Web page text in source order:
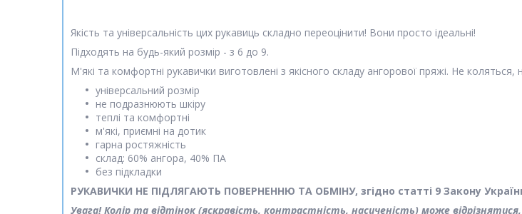
Якість та універсальність цих рукавиць складно переоцінити! Вони просто ідеальні!
Підходять на будь-який розмір - з 6 до 9.
М'які та комфортні рукавички виготовлені з якісного складу ангорової пряжі. Не
універсальний розмір
не подразнюють шкіру
теплі та комфортні
м'які, приємні на дотик
гарна ростяжність
склад: 60% ангора, 40% ПА
без підкладки
РУКАВИЧКИ НЕ ПІДЛЯГАЮТЬ ПОВЕРНЕННЮ ТА ОБМІНУ, згідно статті 9 Закону
Увага! Колір та відтінок (яскравість, контрастність, насиченість) може